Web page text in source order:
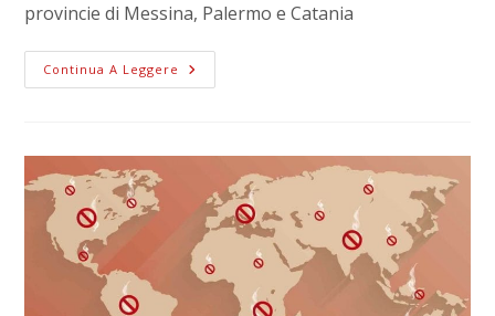
provincie di Messina, Palermo e Catania
Continua A Leggere